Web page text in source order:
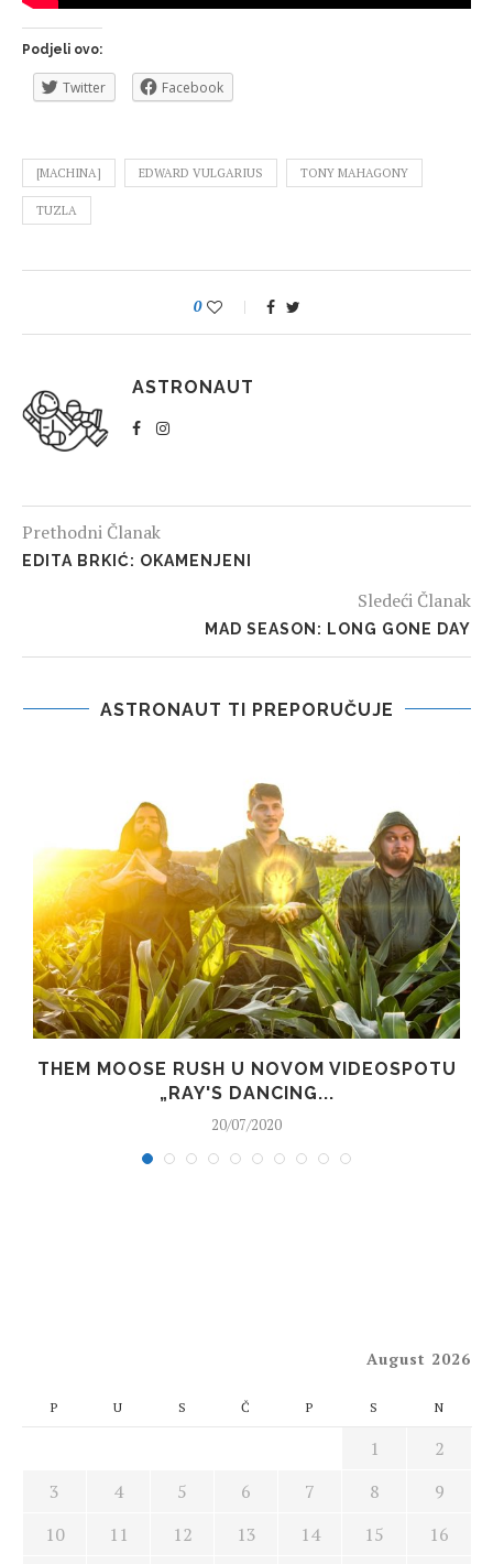
Podjeli ovo:
Twitter Facebook
[MACHINA] EDWARD VULGARIUS TONY MAHAGONY
TUZLA
0
ASTRONAUT
Prethodni Članak
EDITA BRKIĆ: OKAMENJENI
Sledeći Članak
MAD SEASON: LONG GONE DAY
ASTRONAUT TI PREPORUČUJE
THEM MOOSE RUSH U NOVOM VIDEOSPOTU
„RAY'S DANCING...
20/07/2020
August 2026
P U S Č P S N
1
2
3
4 5 6 7 8
9
10
11 12 13 14 15
16